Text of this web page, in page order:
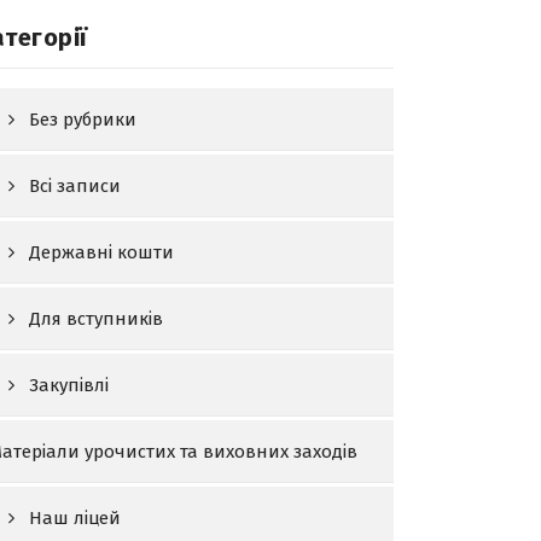
Без рубрики
Всі записи
Державні кошти
Для вступників
Закупівлі
урочистих та виховних заходів
Наш ліцей